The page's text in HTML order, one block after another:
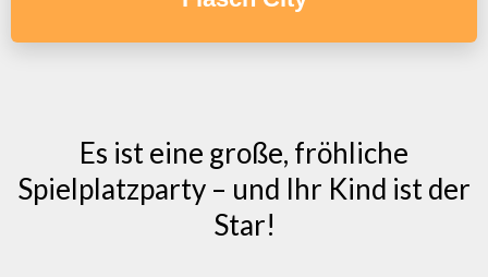
Es ist eine große, fröhliche
Spielplatzparty – und Ihr Kind ist der
Star!